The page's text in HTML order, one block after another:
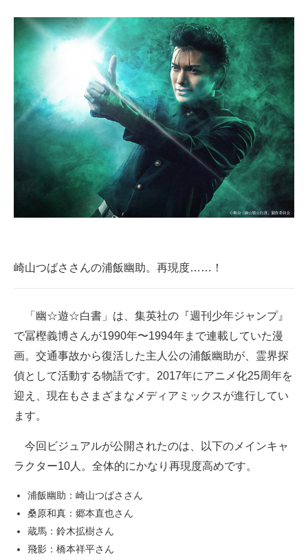
崎山つばささんの浦飯幽助。再現度……！
「幽☆遊☆白書」は、集英社の『週刊少年ジャンプ』
で冨樫義博さんが1990年〜1994年まで連載していた漫
画。交通事故から復活した主人公の浦飯幽助が、霊界探
偵として活動する物語です。2017年にアニメ化25周年を
迎え、現在もさまざまなメディアミックスが進行してい
ます。
今回ビジュアルが公開されたのは、以下のメインキャ
ラクター10人。全体的にかなり再現度高めです。
浦飯幽助：崎山つばささん
桑原和真：郷本直也さん
蔵馬：鈴木拡樹さん
飛影：橋本祥平さん